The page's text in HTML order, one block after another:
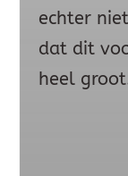
echter
dat dit
heel